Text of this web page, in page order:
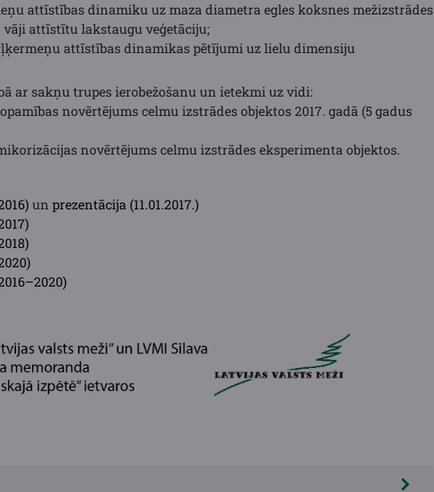
attīstības dinamiku uz maza diametra egles koksnes mežizstrādes
attīstītu lakstaugu veģetāciju;
attīstības dinamikas pētījumi uz lielu dimensiju
ar sakņu trupes ierobežošanu un ietekmi uz vidi:
novērtējums celmu izstrādes objektos 2017. gadā (5 gadus
novērtējums celmu izstrādes eksperimenta objektos.
un prezentācija (11.01.2017.)